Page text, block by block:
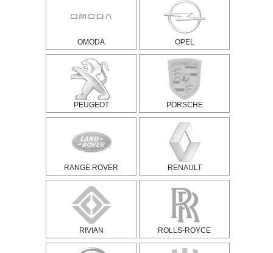
OMODA OPEL
PEUGEOT PORSCHE
RANGE ROVER RENAULT
RIVIAN ROLLS-ROYCE